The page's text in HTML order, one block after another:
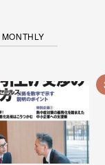
MONTHLY